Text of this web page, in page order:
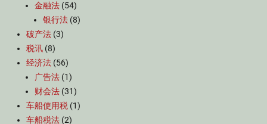
金融法 (54)
银行法 (8)
破产法 (3)
税讯 (8)
经济法 (56)
广告法 (1)
财会法 (31)
车船使用税 (1)
车船税法 (2)